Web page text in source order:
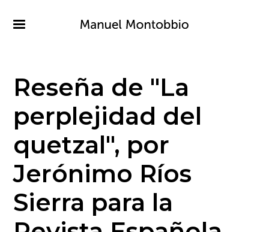
contenido
Reseña de "La
perplejidad del
quetzal", por
Jerónimo Ríos
Sierra para la